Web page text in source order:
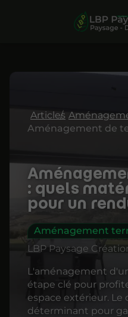
Articles
: quels
pour un
Aménagement
LBP Paysage
L'aménagement
étape clé pour
espace extérieur.
déterminant pour